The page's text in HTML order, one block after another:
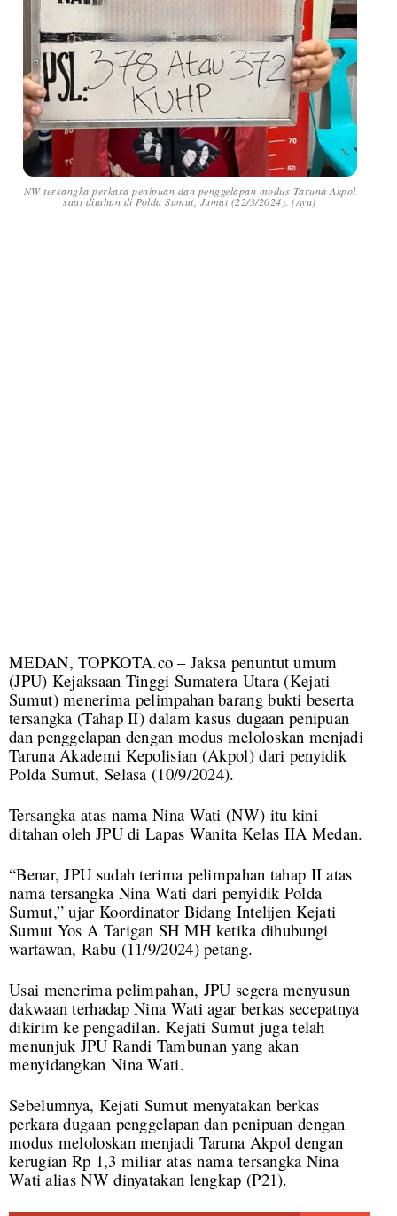
NW tersangka perkara penipuan dan penggelapan modus Taruna Akpol
saat ditahan di Polda Sumut, Jumat (22/3/2024). (Ayu)
MEDAN, TOPKOTA.co – Jaksa penuntut umum
(JPU) Kejaksaan Tinggi Sumatera Utara (Kejati
Sumut) menerima pelimpahan barang bukti beserta
tersangka (Tahap II) dalam kasus dugaan penipuan
dan penggelapan dengan modus meloloskan menjadi
Taruna Akademi Kepolisian (Akpol) dari penyidik
Polda Sumut, Selasa (10/9/2024).
Tersangka atas nama Nina Wati (NW) itu kini
ditahan oleh JPU di Lapas Wanita Kelas IIA Medan.
“Benar, JPU sudah terima pelimpahan tahap II atas
nama tersangka Nina Wati dari penyidik Polda
Sumut,” ujar Koordinator Bidang Intelijen Kejati
Sumut Yos A Tarigan SH MH ketika dihubungi
wartawan, Rabu (11/9/2024) petang.
Usai menerima pelimpahan, JPU segera menyusun
dakwaan terhadap Nina Wati agar berkas secepatnya
dikirim ke pengadilan. Kejati Sumut juga telah
menunjuk JPU Randi Tambunan yang akan
menyidangkan Nina Wati.
Sebelumnya, Kejati Sumut menyatakan berkas
perkara dugaan penggelapan dan penipuan dengan
modus meloloskan menjadi Taruna Akpol dengan
kerugian Rp 1,3 miliar atas nama tersangka Nina
Wati alias NW dinyatakan lengkap (P21).